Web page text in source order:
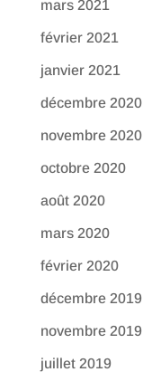
mars 2021
février 2021
janvier 2021
décembre 2020
novembre 2020
octobre 2020
août 2020
mars 2020
février 2020
décembre 2019
novembre 2019
juillet 2019